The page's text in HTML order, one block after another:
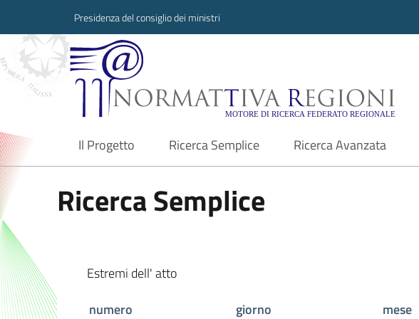
Presidenza del consiglio dei ministri
Normattiva Regioni -
Il Progetto
current Ricerca Semplice Ricerca Avanzata
Ricerca Semplice
Estremi dell' atto
numero
giorno mese